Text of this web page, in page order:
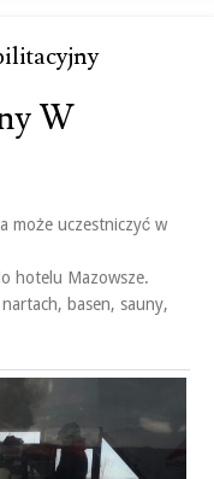
W
może uczestniczyć w
hotelu Mazowsze.
basen, sauny,